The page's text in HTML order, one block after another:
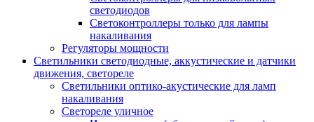
светодиодов
Светоконтроллеры только для лампы
накаливания
Регуляторы мощности
Светильники светодиодные, аккустические и датчики
движения, светореле
Светильники оптико-акустические для ламп
накаливания
Светореле уличное